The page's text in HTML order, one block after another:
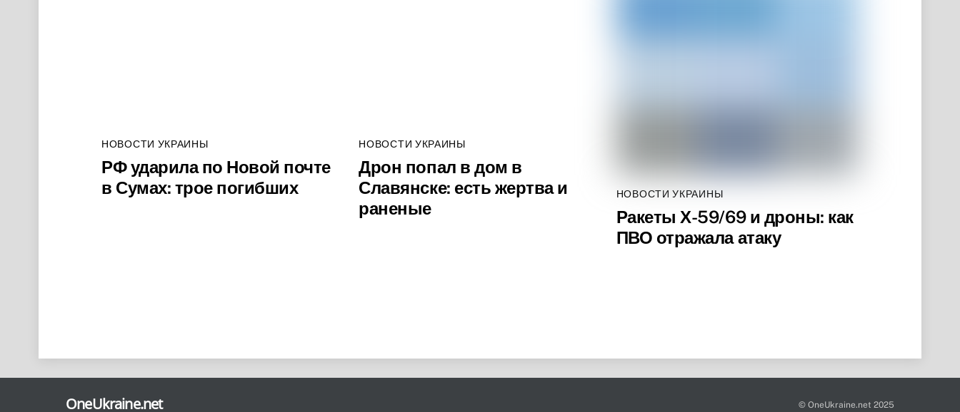
НОВОСТИ УКРАИНЫ
РФ ударила по Новой почте
в Сумах: трое погибших
НОВОСТИ УКРАИНЫ
Дрон попал в дом в
Славянске: есть жертва и
раненые
НОВОСТИ УКРАИНЫ
Ракеты Х-59/69 и дроны: как
ПВО отражала атаку
TopOneUkraine.net © OneUkraine.net 2025